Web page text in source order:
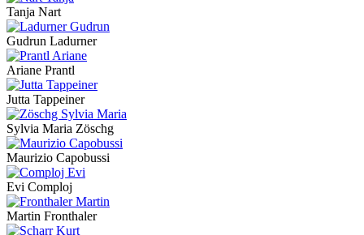
Tanja Nart
Gudrun Ladurner
Ariane Prantl
Jutta Tappeiner
Sylvia Maria Zöschg
Maurizio Capobussi
Evi Comploj
Martin Fronthaler